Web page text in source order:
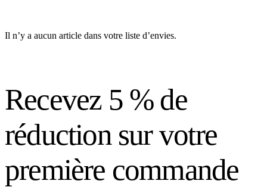
Il n’y a aucun article dans votre liste d’envies.
Recevez 5 % de
réduction sur votre
première commande